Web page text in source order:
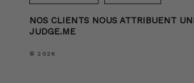
NOS CLIENTS NOUS ATTRIBUENT
JUDGE.ME
© 2026